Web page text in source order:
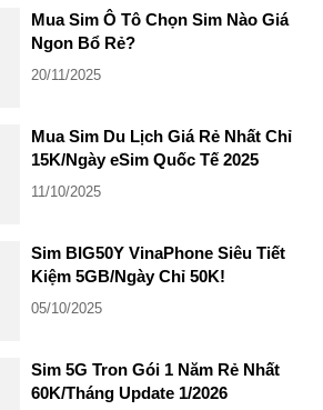
Mua Sim Ô Tô Chọn Sim Nào Giá
Ngon Bổ Rẻ?
20/11/2025
Mua Sim Du Lịch Giá Rẻ Nhất Chỉ
15K/Ngày eSim Quốc Tế 2025
11/10/2025
Sim BIG50Y VinaPhone Siêu Tiết
Kiệm 5GB/Ngày Chỉ 50K!
05/10/2025
Sim 5G Tron Gói 1 Năm Rẻ Nhất
60K/Tháng Update 1/2026